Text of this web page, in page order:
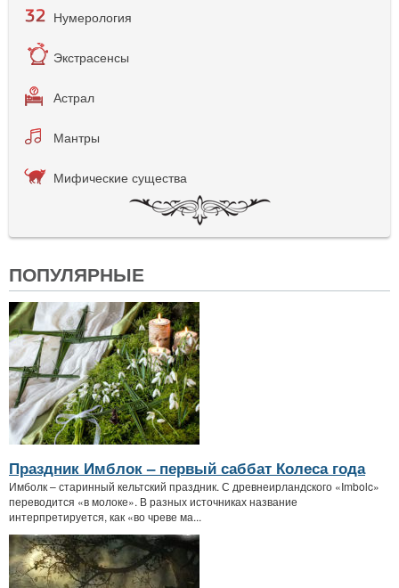
Нумерология
Экстрасенсы
Астрал
Мантры
Мифические существа
ПОПУЛЯРНЫЕ
Праздник Имблок – первый саббат Колеса года
Имболк – старинный кельтский праздник. С древнеирландского «Imbolc»
переводится «в молоке». В разных источниках название
интерпретируется, как «во чреве ма...